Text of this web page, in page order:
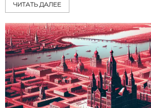
ЧИТАТЬ ДАЛЕЕ